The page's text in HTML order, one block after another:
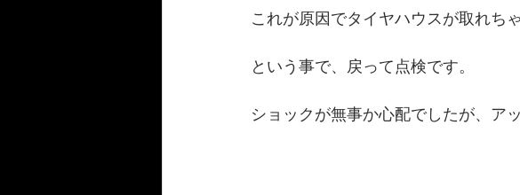
これが原因でタイヤハウスが取れち
という事で、戻って点検です。
ショックが無事か心配でしたが、ア